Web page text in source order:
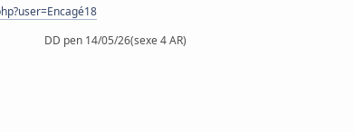
DD pen 14/05/26(sexe 4 AR)